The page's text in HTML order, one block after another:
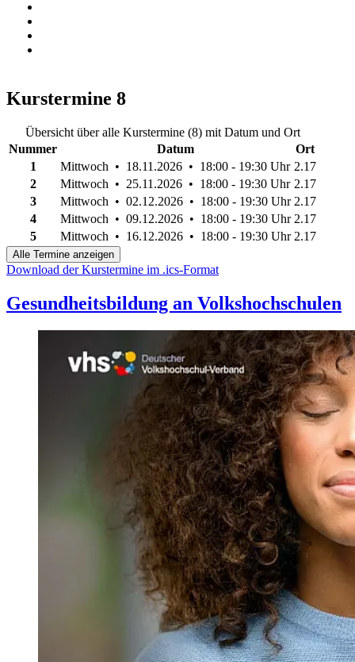
Kurstermine 8
Übersicht über alle Kurstermine (8) mit Datum und Ort
Nummer
Datum
Ort
1
Mittwoch • 18.11.2026 • 18:00 - 19:30 Uhr 2.17
2
Mittwoch • 25.11.2026 • 18:00 - 19:30 Uhr 2.17
3
Mittwoch • 02.12.2026 • 18:00 - 19:30 Uhr 2.17
4
Mittwoch • 09.12.2026 • 18:00 - 19:30 Uhr 2.17
5
Mittwoch • 16.12.2026 • 18:00 - 19:30 Uhr 2.17
Alle Termine anzeigen
Download der Kurstermine im .ics-Format
Gesundheitsbildung an Volkshochschulen